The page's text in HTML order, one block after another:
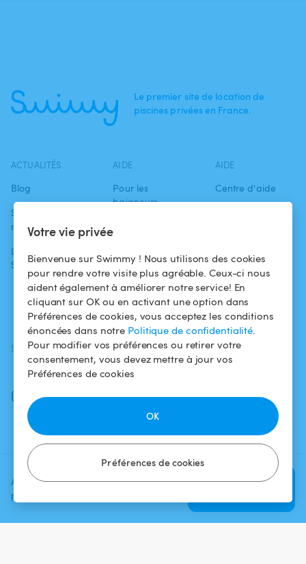
Votre vie privée
Bienvenue sur Swimmy ! Nous utilisons des cookies
pour rendre votre visite plus agréable. Ceux-ci nous
aident également à améliorer notre service! En
cliquant sur OK ou en activant une option dans
Préférences de cookies, vous acceptez les conditions
énoncées dans notre Politique de confidentialité.
Pour modifier vos préférences ou retirer votre
consentement, vous devez mettre à jour vos
Préférences de cookies
Préférences de cookies
OK
Ajoutez une date et un créneau
pour voir le prix
Vérifier la
Le premier site de location de
piscines privées en France.
ACTUALITÉS
Blog
Swimmy dans les
médias
L'aventure
Swimmy
AIDE
Pour les
baigneurs
Louer ma piscine
Comment ça
marche ?
AIDE
Centre d'aide
confidentialité
Mentions légales
SUIVEZ-NOUS
Facebook
Instagram
TÉLÉCHARGEZ L'APP